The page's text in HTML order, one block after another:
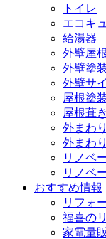
トイレ
エコキ
給湯器
外壁屋
外壁塗
外壁サ
屋根塗
屋根葺
外まわり
外まわり
リノベ
リノベ
おすすめ情報
リフォ
福喜の
家電量